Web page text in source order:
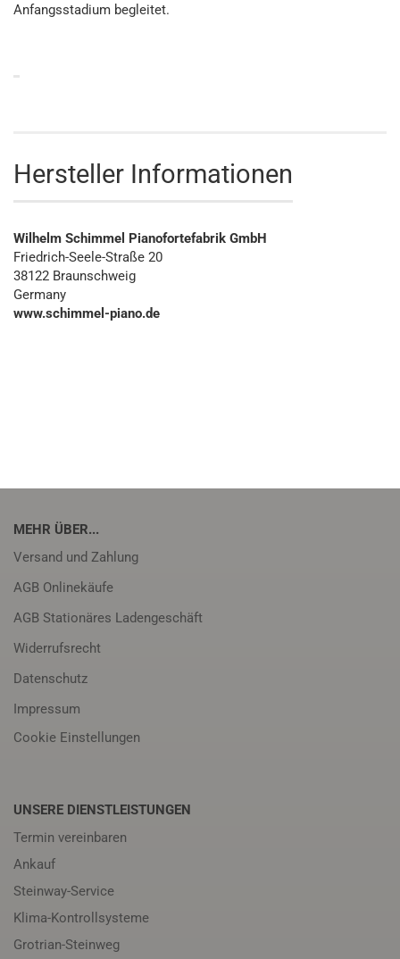
Anfangsstadium begleitet.
Hersteller Informationen
Wilhelm Schimmel Pianofortefabrik GmbH
Friedrich-Seele-Straße 20
38122 Braunschweig
Germany
www.schimmel-piano.de
MEHR ÜBER...
Versand und Zahlung
AGB Onlinekäufe
AGB Stationäres Ladengeschäft
Widerrufsrecht
Datenschutz
Impressum
Cookie Einstellungen
UNSERE DIENSTLEISTUNGEN
Termin vereinbaren
Ankauf
Steinway-Service
Klima-Kontrollsysteme
Grotrian-Steinweg